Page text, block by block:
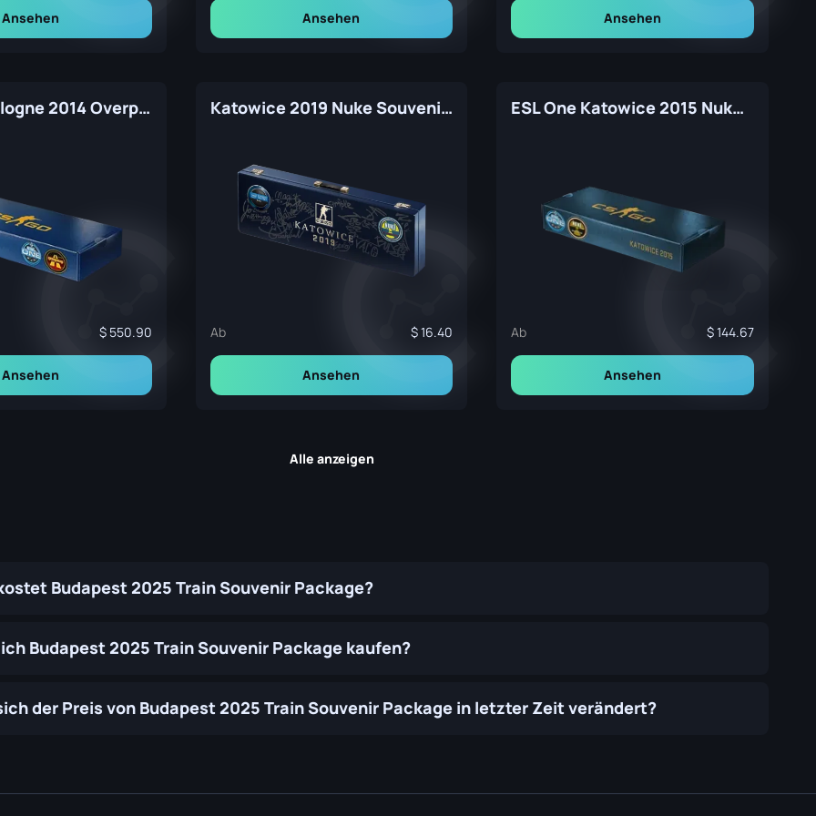
Ansehen Ansehen Ansehen
ESL One Cologne 2014 Overpass Souvenir Package
550.90
Ansehen
Katowice 2019 Nuke Souvenir Package
Ab 16.40
Ansehen
ESL One Katowice 2015 Nuke Souvenir Package
Ab 144.67
Ansehen
Alle anzeigen
Budapest 2025 Train Souvenir Package?
Budapest 2025 Train Souvenir Package kaufen?
der Preis von Budapest 2025 Train Souvenir Package in letzter Zeit verändert?